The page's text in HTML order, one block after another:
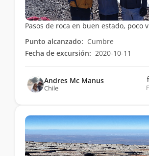
Pasos de roca en buen estado, poco
Punto alcanzado: Cumbre
Fecha de excursión: 2020-10-11
Andres Mc Manus
Chile